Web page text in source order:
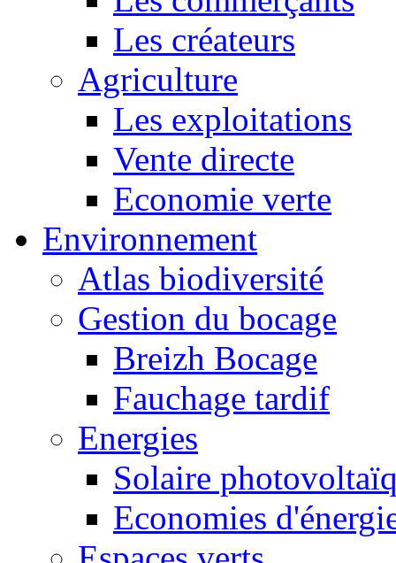
Les créateurs
Agriculture
Les exploitations
Vente directe
Economie verte
Environnement
Atlas biodiversité
Gestion du bocage
Breizh Bocage
Fauchage tardif
Energies
Solaire
Economies